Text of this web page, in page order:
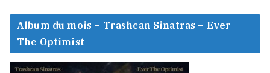
Album du mois – Trashcan Sinatras – Ever
The Optimist